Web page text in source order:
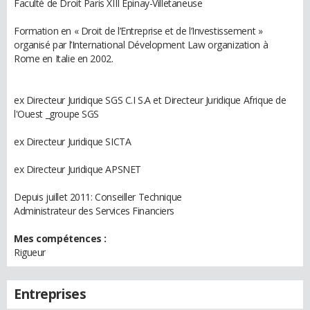
Faculté de Droit Paris XIII Epinay-Villetaneuse
Formation en « Droit de l’Entreprise et de l’Investissement »
organisé par l’International Dévelopment Law organization à
Rome en Italie en 2002.
ex Directeur Juridique SGS C.I S.A et Directeur Juridique Afrique de
l'Ouest _groupe SGS
ex Directeur Juridique SICTA
ex Directeur Juridique APSNET
Depuis juillet 2011: Conseiller Technique
Administrateur des Services Financiers
Mes compétences :
Rigueur
Entreprises